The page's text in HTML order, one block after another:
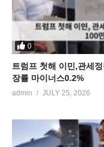
0
트럼프 첫해 이민,관세
장률 마이너스0.2%
admin JULY 25, 2026